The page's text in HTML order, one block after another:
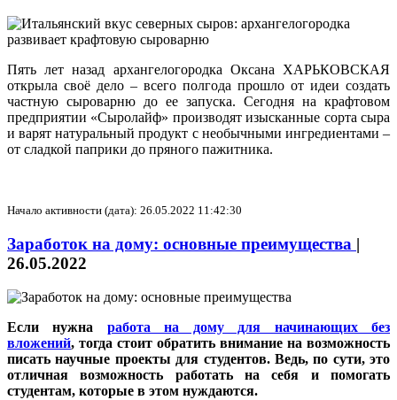
Пять лет назад архангелогородка Оксана ХАРЬКОВСКАЯ
открыла своё дело – всего полгода прошло от идеи создать
частную сыроварню до ее запуска. Сегодня на крафтовом
предприятии «Сыролайф» производят изысканные сорта сыра
и варят натуральный продукт с необычными ингредиентами –
от сладкой паприки до пряного пажитника.
Начало активности (дата): 26.05.2022 11:42:30
Заработок на дому: основные преимущества |
26.05.2022
Если нужна работа на дому для начинающих без
вложений, тогда стоит обратить внимание на возможность
писать научные проекты для студентов. Ведь, по сути, это
отличная возможность работать на себя и помогать
студентам, которые в этом нуждаются.